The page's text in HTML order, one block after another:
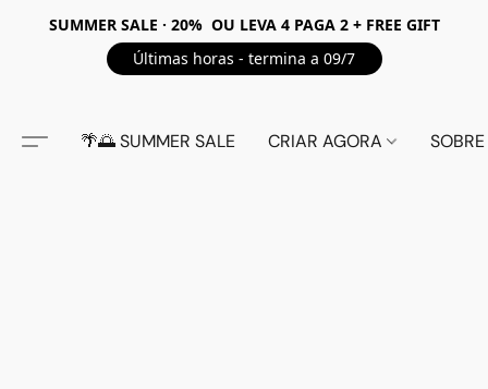
SUMMER SALE · 20% OU LEVA 4 PAGA 2 + FREE GIFT
Últimas horas - termina a 09/7
🌴🌅 SUMMER SALE CRIAR AGORA